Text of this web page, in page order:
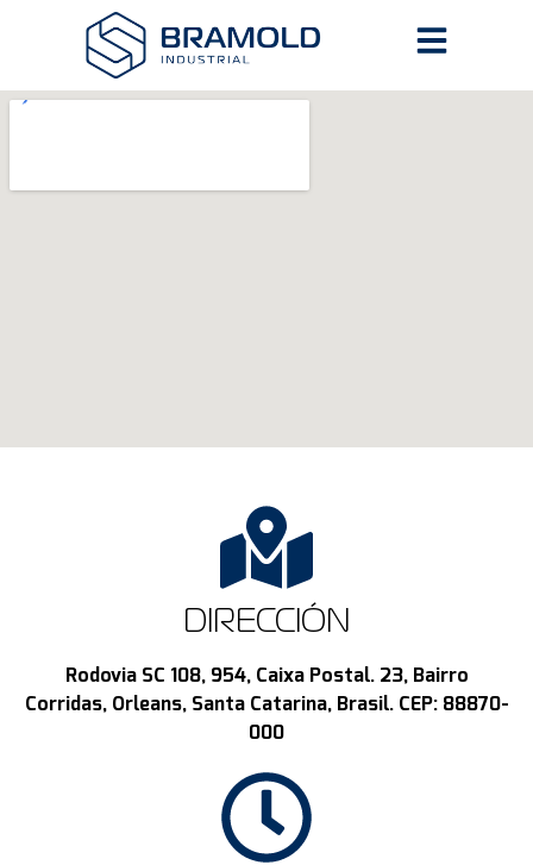
DIRECCIÓN
Rodovia SC 108, 954, Caixa Postal. 23, Bairro
Corridas, Orleans, Santa Catarina, Brasil. CEP: 88870-
000